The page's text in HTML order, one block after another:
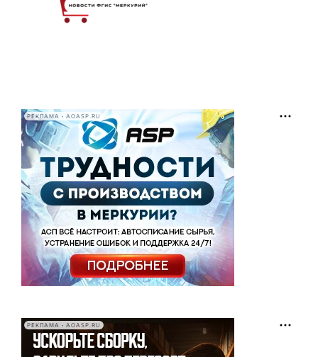
РЕКЛАМА • AOASP.RU
РЕКЛАМА • AOASP.RU